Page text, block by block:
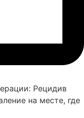
Рецидив
на месте, где